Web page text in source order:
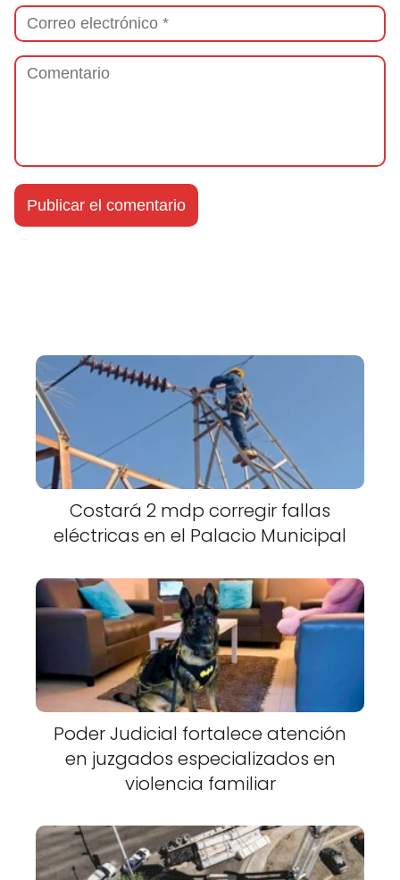
Costará 2 mdp corregir fallas
eléctricas en el Palacio Municipal
Poder Judicial fortalece atención
en juzgados especializados en
violencia familiar